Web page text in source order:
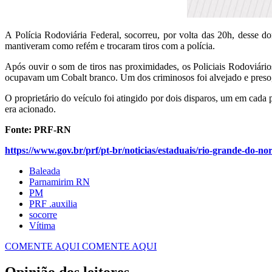
A Polícia Rodoviária Federal, socorreu, por volta das 20h, desse
mantiveram como refém e trocaram tiros com a polícia.
Após ouvir o som de tiros nas proximidades, os Policiais
ocupavam um Cobalt branco. Um dos criminosos foi alvejado e
O proprietário do veículo foi atingido por dois disparos, um em cada
era acionado.
Fonte: PRF-RN
https://www.gov.br/prf/pt-br/noticias/estaduais/rio-grande-do-
Baleada
Parnamirim RN
PM
PRF .auxilia
socorre
Vítima
COMENTE AQUI COMENTE AQUI